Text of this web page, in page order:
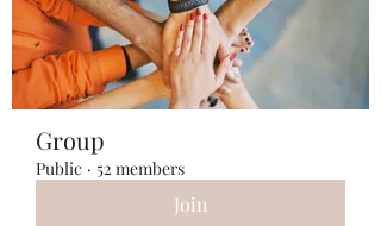
Group
Public · 52 members
Join